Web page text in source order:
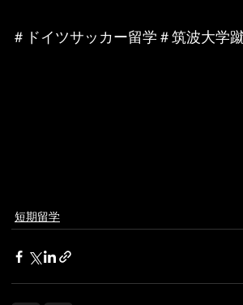
＃ドイツサッカー留学＃筑波大学
短期留学